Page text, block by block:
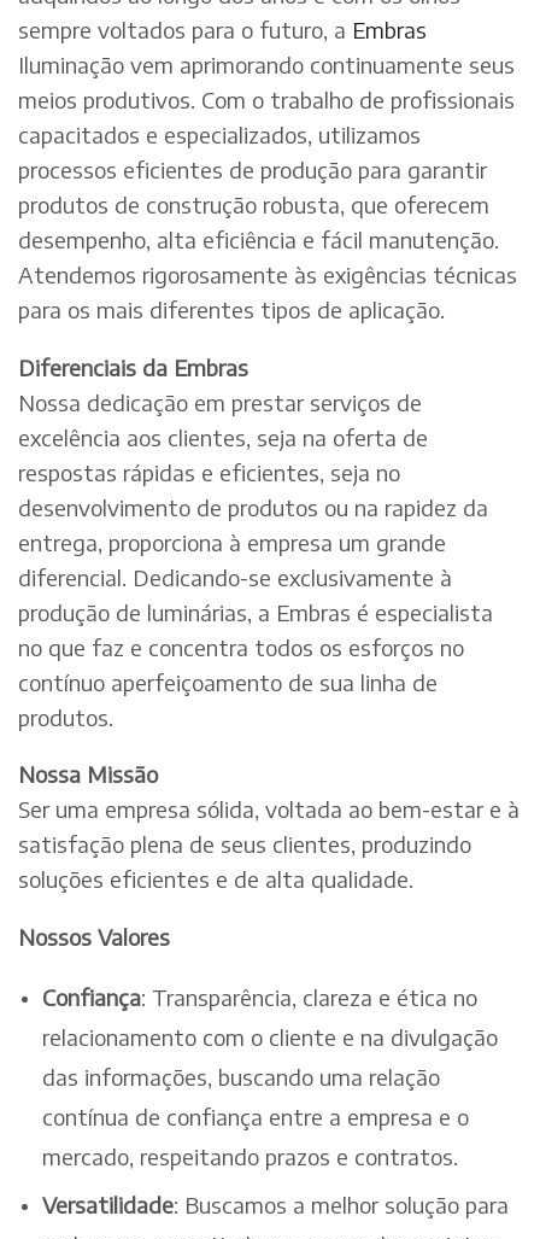
sempre voltados para o futuro, a Embras
Iluminação vem aprimorando continuamente seus
meios produtivos. Com o trabalho de profissionais
capacitados e especializados, utilizamos
processos eficientes de produção para garantir
produtos de construção robusta, que oferecem
desempenho, alta eficiência e fácil manutenção.
Atendemos rigorosamente às exigências técnicas
para os mais diferentes tipos de aplicação.
Diferenciais da Embras
Nossa dedicação em prestar serviços de
excelência aos clientes, seja na oferta de
respostas rápidas e eficientes, seja no
desenvolvimento de produtos ou na rapidez da
entrega, proporciona à empresa um grande
diferencial. Dedicando-se exclusivamente à
produção de luminárias, a Embras é especialista
no que faz e concentra todos os esforços no
contínuo aperfeiçoamento de sua linha de
produtos.
Nossa Missão
Ser uma empresa sólida, voltada ao bem-estar e à
satisfação plena de seus clientes, produzindo
soluções eficientes e de alta qualidade.
Nossos Valores
Confiança: Transparência, clareza e ética no
relacionamento com o cliente e na divulgação
das informações, buscando uma relação
contínua de confiança entre a empresa e o
mercado, respeitando prazos e contratos.
Versatilidade: Buscamos a melhor solução para